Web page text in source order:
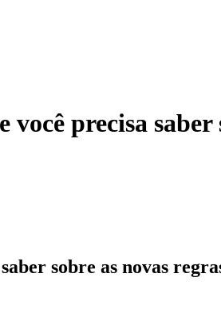
precisa saber
sobre as novas